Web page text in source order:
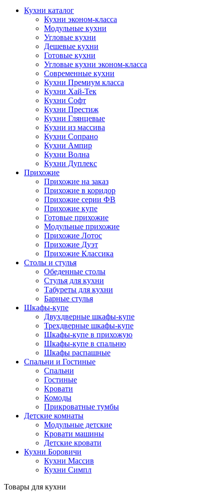
Кухни каталог
Кухни эконом-класса
Модульные кухни
Угловые кухни
Дешевые кухни
Готовые кухни
Угловые кухни эконом-класса
Современные кухни
Кухни Премиум класса
Кухни Хай-Тек
Кухни Софт
Кухни Престиж
Кухни Глянцевые
Кухни из массива
Кухни Сопрано
Кухни Ампир
Кухни Волна
Кухни Дуплекс
Прихожие
Прихожие на заказ
Прихожие в коридор
Прихожие серии ФВ
Прихожие купе
Готовые прихожие
Модульные прихожие
Прихожие Лотос
Прихожие Дуэт
Прихожие Классика
Столы и стулья
Обеденные столы
Стулья для кухни
Табуреты для кухни
Барные стулья
Шкафы-купе
Двухдверные шкафы-купе
Трехдверные шкафы-купе
Шкафы-купе в прихожую
Шкафы-купе в спальню
Шкафы распашные
Спальни и Гостиные
Спальни
Гостиные
Кровати
Комоды
Прикроватные тумбы
Детские комнаты
Модульные детские
Кровати машины
Детские кровати
Кухни Боровичи
Кухни Массив
Кухни Симпл
Товары для кухни